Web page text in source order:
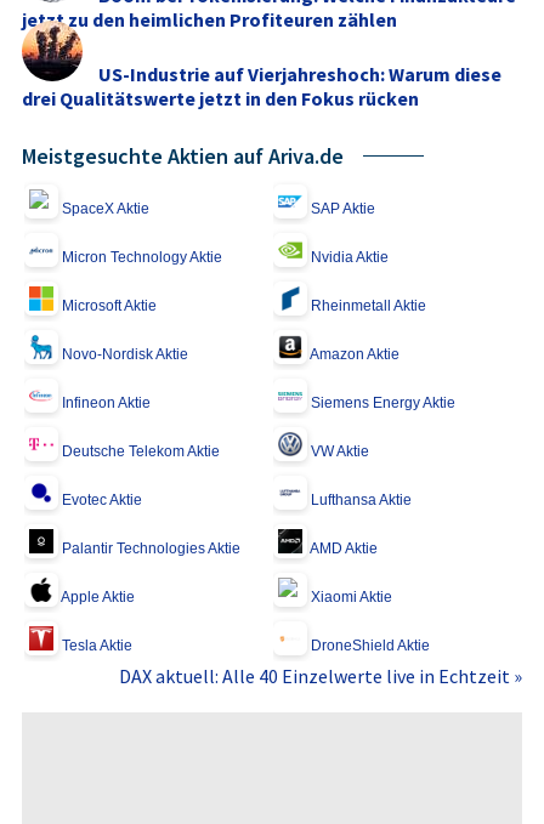
jetzt zu den heimlichen Profiteuren zählen
US-Industrie auf Vierjahreshoch: Warum diese
drei Qualitätswerte jetzt in den Fokus rücken
Meistgesuchte Aktien auf Ariva.de
SpaceX Aktie SAP Aktie
Micron Technology Aktie Nvidia Aktie
Microsoft Aktie Rheinmetall Aktie
Novo-Nordisk Aktie Amazon Aktie
Infineon Aktie Siemens Energy Aktie
Deutsche Telekom Aktie VW Aktie
Evotec Aktie Lufthansa Aktie
Palantir Technologies Aktie AMD Aktie
Apple Aktie Xiaomi Aktie
Tesla Aktie DroneShield Aktie
DAX aktuell: Alle 40 Einzelwerte live in Echtzeit »